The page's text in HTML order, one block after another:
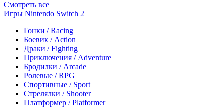
Смотреть все
Игры Nintendo Switch 2
Гонки / Racing
Боевик / Action
Драки / Fighting
Приключения / Adventure
Бродилки / Arcade
Ролевые / RPG
Спортивные / Sport
Стрелялки / Shooter
Платформер / Platformer